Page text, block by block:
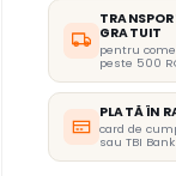
GRATUIT
pentru
peste 500
PLATĂ ÎN
card de
sau TBI Bank